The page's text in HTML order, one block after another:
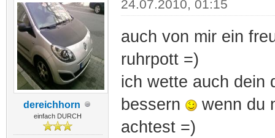
dereichhorn
einfach DURCH
24.07.2010, 01:15
auch von mir ein
ruhrpott =)
ich wette auch dein
bessern
wenn du
achtest =)